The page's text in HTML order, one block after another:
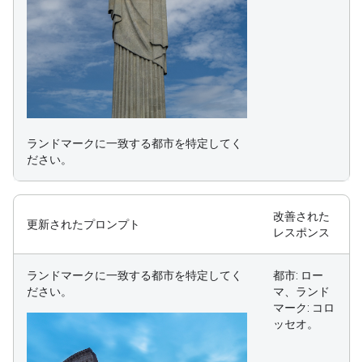
ランドマークに一致する都市を特定してく
ださい。
更新されたプロンプト
改善された
レスポンス
ランドマークに一致する都市を特定してく
ださい。
都市: ロー
マ、ランド
マーク: コロ
ッセオ。